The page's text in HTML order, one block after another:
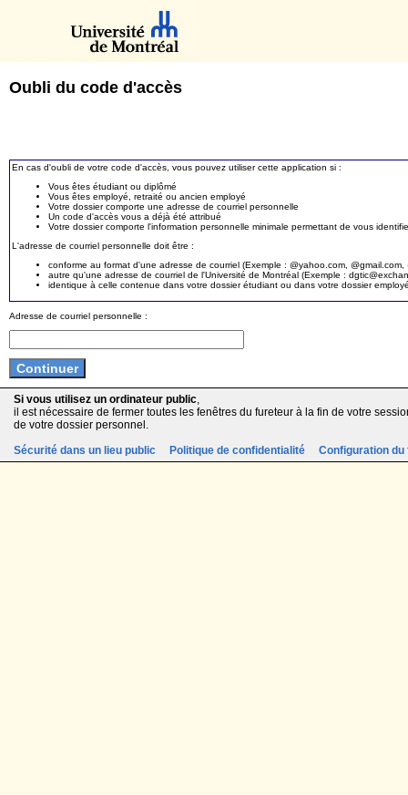
Oubli du code d'accès
En cas d'oubli de votre code d'accès, vous pouvez utiliser cette application si :
Vous êtes étudiant ou diplômé
Vous êtes employé, retraité ou ancien employé
Votre dossier comporte une adresse de courriel personnelle
Un code d'accès vous a déjà été attribué
Votre dossier comporte l'information personnelle minimale permettant de vous
L'adresse de courriel personnelle doit être :
conforme au format d'une adresse de courriel (Exemple : @yahoo.com,
autre qu'une adresse de courriel de l'Université de Montréal (Exemple :
identique à celle contenue dans votre dossier étudiant ou dans votre dossier
Adresse de courriel personnelle :
Si vous utilisez un ordinateur public,
il est nécessaire de fermer toutes les fenêtres du fureteur à la fin de votre
de votre dossier personnel.
Sécurité dans un lieu public
Politique de confidentialité Configuration du